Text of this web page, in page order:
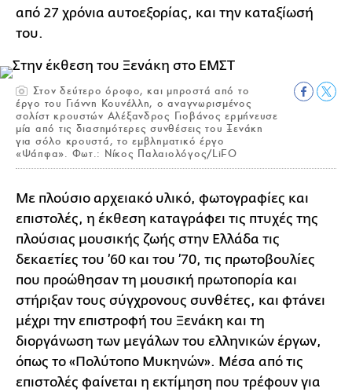
από 27 χρόνια αυτοεξορίας, και την καταξίωσή
του.
Στον δεύτερο όροφο, και μπροστά από το
έργο του Γιάννη Κουνέλλη, ο αναγνωρισμένος
σολίστ κρουστών Αλέξανδρος Γιοβάνος ερμήνευσε
μία από τις διασημότερες συνθέσεις του Ξενάκη
για σόλο κρουστά, το εμβληματικό έργο
«Ψάπφα». Φωτ.: Νίκος Παλαιολόγος/LiFO
Με πλούσιο αρχειακό υλικό, φωτογραφίες και
επιστολές, η έκθεση καταγράφει τις πτυχές της
πλούσιας μουσικής ζωής στην Ελλάδα τις
δεκαετίες του ’60 και του ’70, τις πρωτοβουλίες
που προώθησαν τη μουσική πρωτοπορία και
στήριξαν τους σύγχρονους συνθέτες, και φτάνει
μέχρι την επιστροφή του Ξενάκη και τη
διοργάνωση των μεγάλων του ελληνικών έργων,
όπως το «Πολύτοπο Μυκηνών». Μέσα από τις
επιστολές φαίνεται η εκτίμηση που τρέφουν για